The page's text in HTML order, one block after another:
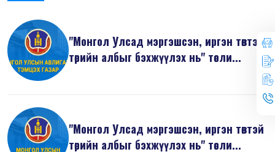
"Монгол Улсад мэргэшсэн, иргэн төвтэй
төрийн албыг бэхжүүлэх нь" төсли...
"Монгол Улсад мэргэшсэн, иргэн төвтэй
төрийн албыг бэхжүүлэх нь" төсли...